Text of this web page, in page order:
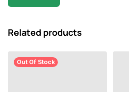
Related products
Out Of Stock